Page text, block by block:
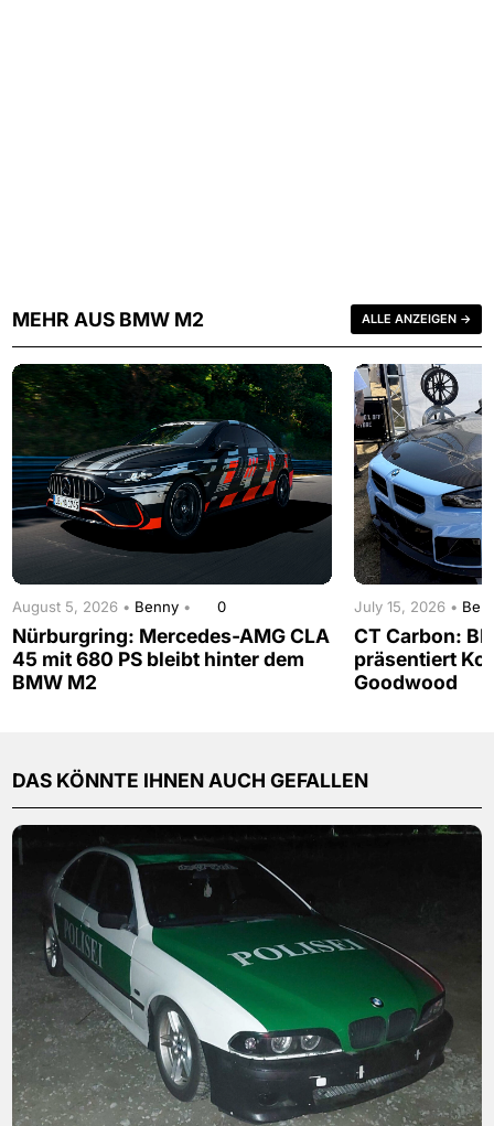
MEHR AUS BMW M2 ALLE ANZEIGEN →
August 5, 2026 • Benny • 0
Nürburgring: Mercedes-AMG CLA
45 mit 680 PS bleibt hinter dem
BMW M2
July 15, 2026 •
CT Carbon:
präsentiert
Goodwood
DAS KÖNNTE IHNEN AUCH GEFALLEN